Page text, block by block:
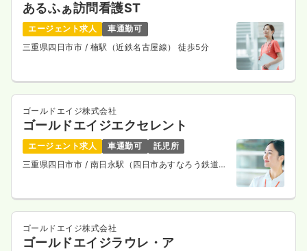
2交代（常勤）
給与 36.0万円 /月 賞与2回
気になる
一時募集休止
時給1,500円
時間 17:00～9:00
第二新卒可
時給1,500円以上可
あるふぁ訪問看護ST
エージェント求人
車通勤可
三重県四日市市 / 楠駅（近鉄名古屋線） 徒歩5分
ゴールドエイジ株式会社
ゴールドエイジエクセレント
エージェント求人 車通勤可
託児所
三重県四日市市 / 南日永駅（四日市あすなろう鉄道内
ゴールドエイジ株式会社
ゴールドエイジラウレ・ア